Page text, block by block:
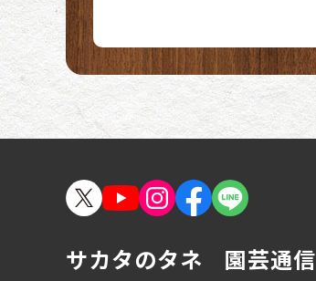
サカタのタネ 園芸通信